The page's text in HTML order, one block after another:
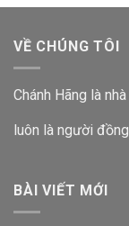
VỀ CHÚNG TÔI
Chánh Hãng là
luôn là người
BÀI VIẾT MỚI